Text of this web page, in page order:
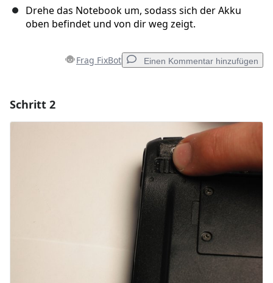
Drehe das Notebook um, sodass sich der Akku
oben befindet und von dir weg zeigt.
Frag FixBot Einen Kommentar hinzufügen
Abbrechen Kommentieren
Schritt 2